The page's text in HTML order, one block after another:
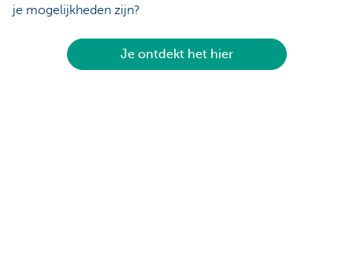
je mogelijkheden zijn?
Je ontdekt het hier